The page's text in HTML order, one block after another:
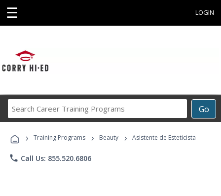
☰ LOGIN
Go
Career
Programs
› Training Programs › Beauty › Asistente de Esteticista
phone Call Us: 855.520.6806